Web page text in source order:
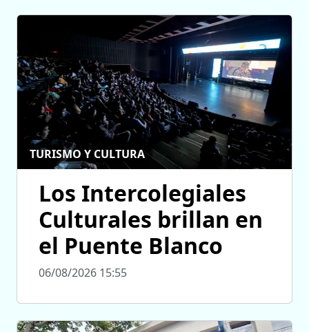
TURISMO Y CULTURA
Los Intercolegiales
Culturales brillan en
el Puente Blanco
06/08/2026 15:55